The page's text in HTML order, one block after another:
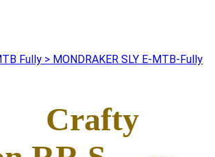
Fully > MONDRAKER SLY E-MTB-Fully
Crafty